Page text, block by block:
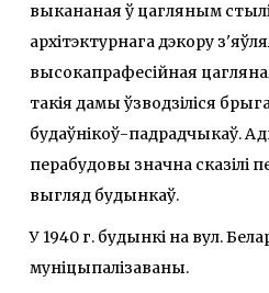
выкананая ў цагляным
архітэктурнага дэкору
высокапрафесійная
такія дамы ўзводзіліся
будаўнікоў-падрадчыкаў.
перабудовы значна сказілі
выгляд будынкаў.
У 1940 г. будынкі на вул.
муніцыпалізаваны.